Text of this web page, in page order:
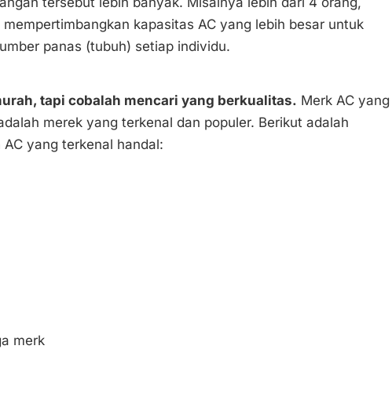
kapasitas AC yang lebih besar untuk
panas (tubuh) setiap individu.
tapi cobalah mencari yang berkualitas. Merk AC yang
merek yang terkenal dan populer. Berikut adalah
yang terkenal handal:
merk